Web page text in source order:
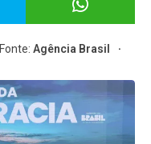
Fonte:Agência Brasil